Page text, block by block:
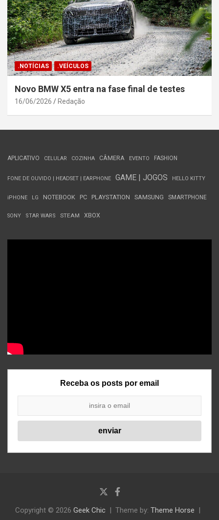
.NOTÍCIAS .VEÍCULOS
Novo BMW X5 entra na fase final de testes
16/06/2026 Redação
APLICATIVO CELULAR COZINHA CÂMERA EVENTO FASHION
FONE DE OUVIDO | HEADSET | EARPHONE GAME | JOGOS HELLO KITTY
iPHONE LG NOTEBOOK PC PLAYSTATION SAMSUNG SMARTPHONE
SONY STAR WARS STEAM XBOX
Receba os posts por email
Copyright © 2026 Geek Chic Theme by: Theme Horse